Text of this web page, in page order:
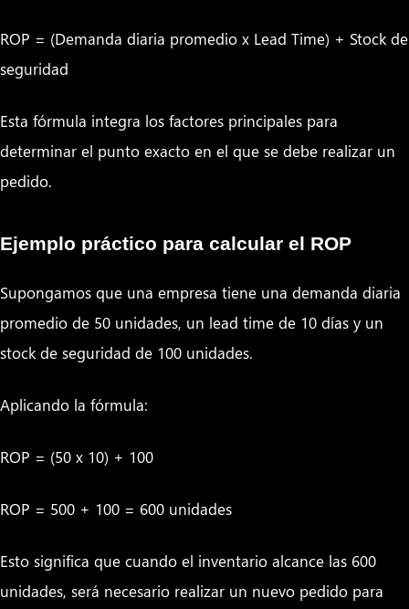
ROP = (Demanda diaria promedio x Lead Time) + Stock de
seguridad
Esta fórmula integra los factores principales para
determinar el punto exacto en el que se debe realizar un
pedido.
Ejemplo práctico para calcular el ROP
Supongamos que una empresa tiene una demanda diaria
promedio de 50 unidades, un lead time de 10 días y un
stock de seguridad de 100 unidades.
Aplicando la fórmula:
ROP = (50 x 10) + 100
ROP = 500 + 100 = 600 unidades
Esto significa que cuando el inventario alcance las 600
unidades, será necesario realizar un nuevo pedido para